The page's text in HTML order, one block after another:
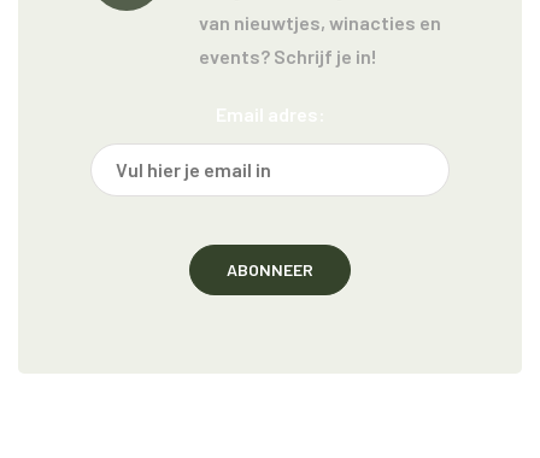
van nieuwtjes, winacties en
events? Schrijf je in!